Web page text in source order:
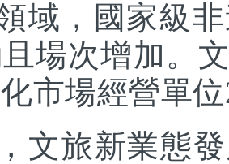
，國家級非
場次增加。
市場經營單
旅新業態發